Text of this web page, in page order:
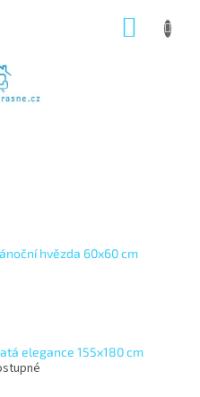
hvězda 60x60 cm
elegance 155x180 cm